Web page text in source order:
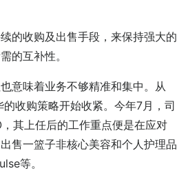
的收购及出售手段，来保持强大的
的互补性。
意味着业务不够精准和集中。从
收购策略开始收紧。今年7月，司
其上任后的工作重点便是在应对
售一篮子非核心美容和个人护理品
等。